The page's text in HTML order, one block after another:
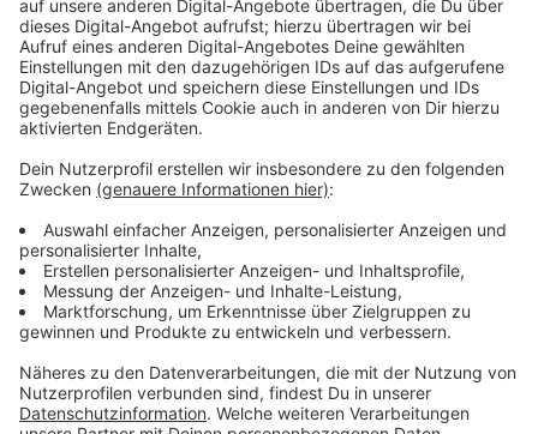
Woche für 17 Euro online. Die Messe findet bis zum
dritten September statt.
Anzeige
Mehr Informationen und Links zum Thema:
Homepage der Caravan Salon
Die Bilanz von letztem Jahr:
So berichtet die RP: